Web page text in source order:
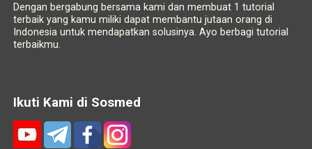
Dengan bergabung bersama kami dan membuat 1 tutorial
terbaik yang kamu miliki dapat membantu jutaan orang di
Indonesia untuk mendapatkan solusinya. Ayo berbagi tutorial
terbaikmu.
Ikuti Kami di Sosmed